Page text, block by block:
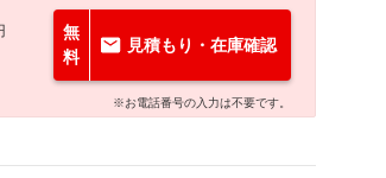
無
料
見積もり・在庫確認
※お電話番号の入力は不要です。